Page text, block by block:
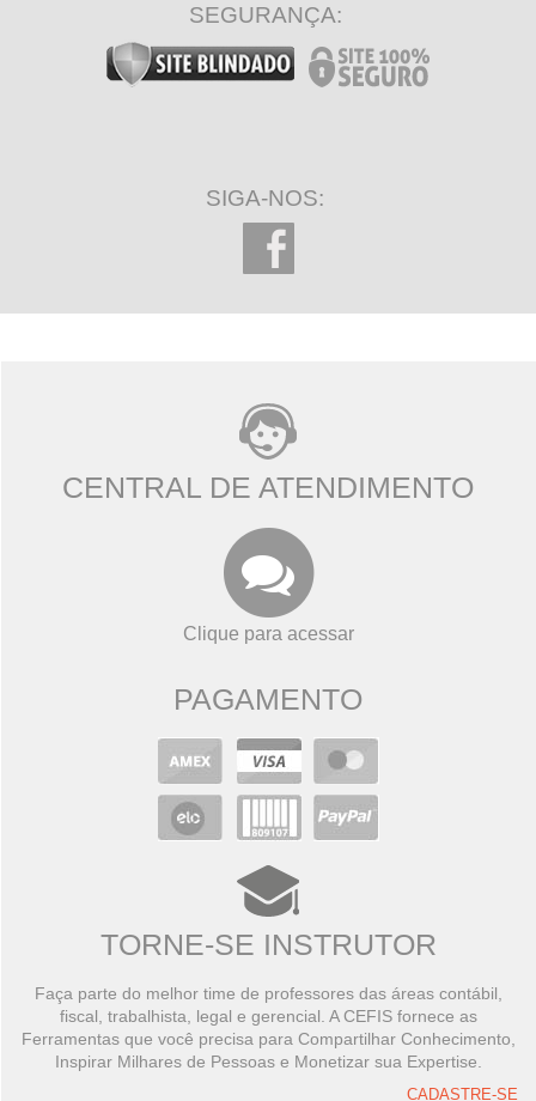
SEGURANÇA:
SIGA-NOS:
CENTRAL DE ATENDIMENTO
Clique para acessar
PAGAMENTO
TORNE-SE INSTRUTOR
Faça parte do melhor time de professores das áreas contábil,
fiscal, trabalhista, legal e gerencial. A CEFIS fornece as
Ferramentas que você precisa para Compartilhar Conhecimento,
Inspirar Milhares de Pessoas e Monetizar sua Expertise.
CADASTRE-SE